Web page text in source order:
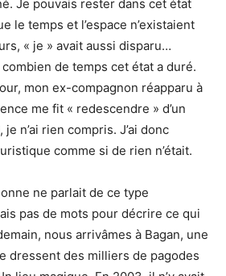
Je pouvais rester dans cet état
le temps et l’espace n’existaient
« je » avait aussi disparu…
de temps cet état a duré.
mon ex-compagnon réapparu à
me fit « redescendre » d’un
n’ai rien compris. J’ai donc
comme si de rien n’était.
ne parlait de ce type
pas de mots pour décrire ce qui
nous arrivâmes à Bagan, une
dressent des milliers de pagodes